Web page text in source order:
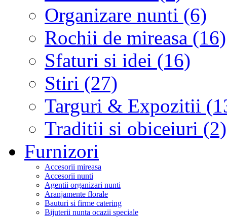
Organizare nunti (6)
Rochii de mireasa (16)
Sfaturi si idei (16)
Stiri (27)
Targuri & Expozitii
Traditii si obiceiuri (2)
Furnizori
Accesorii mireasa
Accesorii nunti
Agentii organizari nunti
Aranjamente florale
Bauturi si firme catering
Bijuterii nunta ocazii speciale